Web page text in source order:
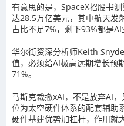
有意思的是，SpaceX招股书
达28.5万亿美元，其中航天发
占比不足7%，剩下93%都是AI
华尔街资深分析师Keith
值，必须给AI极高远期增长预
71%。
马斯克裁撤xAI，不是放弃AI
位为太空硬件体系的配套辅助
硬件基建优势加杠杆，作用就